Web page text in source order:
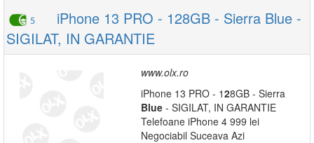
5
iPhone 13 PRO - 128GB - Sierra Blue -
SIGILAT, IN GARANTIE
www.olx.ro
iPhone 13 PRO - 128GB - Sierra
Blue - SIGILAT, IN GARANTIE
Telefoane iPhone 4 999 lei
Negociabil Suceava Azi